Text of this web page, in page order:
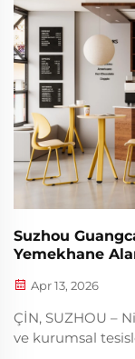
resmen
Suzhou
Yemekhane
Apr 13, 2026
ÇİN, SUZHOU –
ve kurumsal